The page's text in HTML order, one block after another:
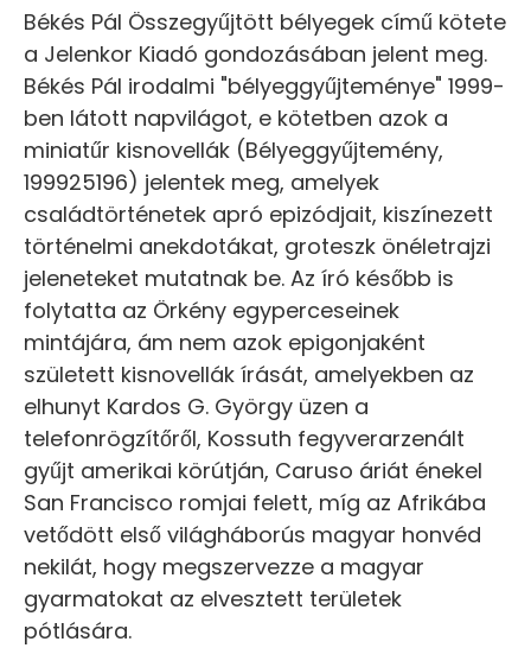
Békés Pál Összegyűjtött bélyegek című kötete
a Jelenkor Kiadó gondozásában jelent meg.
Békés Pál irodalmi "bélyeggyűjteménye" 1999-
ben látott napvilágot, e kötetben azok a
miniatűr kisnovellák (Bélyeggyűjtemény,
199925196) jelentek meg, amelyek
családtörténetek apró epizódjait, kiszínezett
történelmi anekdotákat, groteszk önéletrajzi
jeleneteket mutatnak be. Az író később is
folytatta az Örkény egyperceseinek
mintájára, ám nem azok epigonjaként
született kisnovellák írását, amelyekben az
elhunyt Kardos G. György üzen a
telefonrögzítőről, Kossuth fegyverarzenált
gyűjt amerikai körútján, Caruso áriát énekel
San Francisco romjai felett, míg az Afrikába
vetődött első világháborús magyar honvéd
nekilát, hogy megszervezze a magyar
gyarmatokat az elvesztett területek
pótlására.